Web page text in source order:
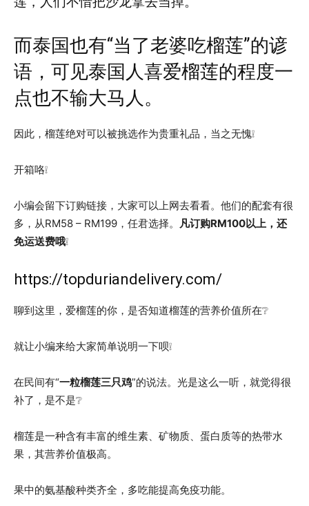
而泰国也有“当了老婆吃榴莲”的谚
语，可见泰国人喜爱榴莲的程度一
点也不输大马人。
因此，榴莲绝对可以被挑选作为贵重礼品，当之无愧❕
开箱咯❕
小编会留下订购链接，大家可以上网去看看。他们的配套有很
多，从RM58 – RM199，任君选择。
凡订购RM100以上，还
免运送费哦❕
https://topduriandelivery.com/
聊到这里，爱榴莲的你，是否知道榴莲的营养价值所在❔
就让小编来给大家简单说明一下呗❕
在民间有“一粒榴莲三只鸡”的说法。光是这么一听，就觉得很
补了，是不是❔
榴莲是一种含有丰富的维生素、矿物质、蛋白质等的热带水
果，其营养价值极高。
果中的氨基酸种类齐全，多吃能提高免疫功能。